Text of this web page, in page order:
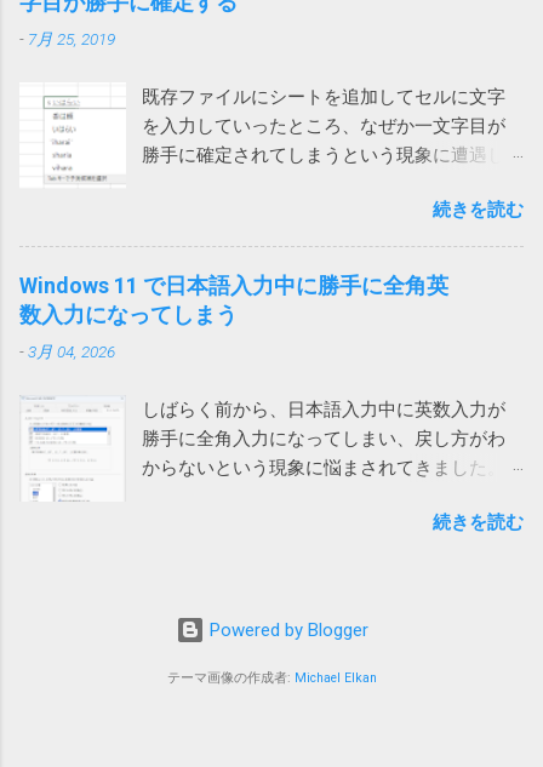
フにしてみましたが、今回は解決しませんで
形式で保存され、文字化けしなくなりま...
ました。 また、IEのサポート終了が来年2022
年6月に迫っているというのもひっかかりま
す。 ダウンロードフォルダーを空にする では
はダウンロードする前にダウンロードフォル
ル名がわからないファイルをコピーする方法
いやこれ、私なんかはダウンロードフォルダ
プのファイルが全部消えてしまいます。 ブラ
ウザのダウンロードフォルダーを一時的に作
ったフォルダーに変更して元に戻すなんて言...
とIMEの問題であり、修正が必要だと認識しているけれど時期
は未定という事でした。 回避策としては、どれでもいいから
になるという事でした。 他のウィンドウ（ブラウザや他のア
プリ）をクリックしてからTeamsに戻って日本語入力すると
確かに直接入力できるようになりました。（デスクトップを
クリックしても解消しました） 一回解消すれば、Teamsを再
起動するまでは問題は再現しないようです。普通は再起動し
ないので一日一回クリックすれば回避できるということにな
ります。 ひと手間かかるとはいえ、手軽に確実に回避できる
ようになったのは嬉しいです。
- 7月 25, 2019
既存ファイルにシートを追加してセルに文字
を入力していったところ、なぜか一文字目が
勝手に確定されてしまうという現象に遭遇し
に、例えば「支払い」と入力しようとする
と、shiharaiのsを入れた時点で確定されてしま
い、「s いはらい 」のようになってしまいま
す。 消しては入力やり直しなので異常に入力
しづらい。大量に入力する必要がある方は絶
存の問題らしいということがわかりました。
新しいファイルを作って、問題のファイルに
あるシートを一つずつ移動していったとこ
ァイルでも発生することがわかりました。 そ
た。 そこで、「クエリ」と「確定」で検索し
たところ、なんと既に先人が原因を特定して
レポート してくれていました。 それによる
続きを読む
Windows 11 で日本語入力中に勝手に全角英
数入力になってしまう
-3月 04, 2026
しばらく前から、日本語入力中に英数入力が
勝手に全角入力になってしまい、戻し方がわ
からないという現象に悩まされてきました。
方法がわかりました。 windows11でIMEが勝手
るか全角入力にするかは前回の入力に応じる
ことになっています。 つまり、前回英字入力
が全角で確定していると、英数モードに切り
続きを読む
Powered by Blogger
テーマ画像の作成者: Michael Elkan